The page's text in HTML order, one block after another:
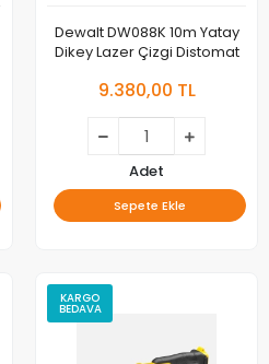
Dewalt DW088K 10m Yatay
Dikey Lazer Çizgi Distomat
9.380,00 TL
Adet
Sepete Ekle
KARGO
BEDAVA